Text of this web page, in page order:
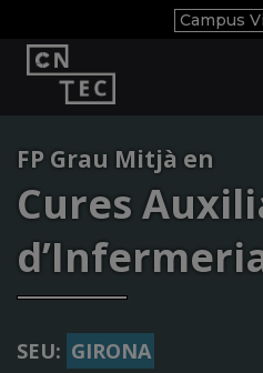
Campus
FP Grau Mitjà en
Cures
SEU: GIRONA